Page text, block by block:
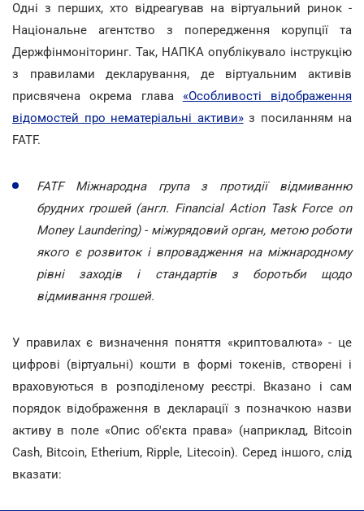
Одні з перших, хто відреагував на віртуальний ринок -
Національне агентство з попередження корупції та
Держфінмоніторинг. Так, НАПКА опублікувало інструкцію
з правилами декларування, де віртуальним активів
присвячена окрема глава «Особливості відображення
відомостей про нематеріальні активи»з посиланням на
FATF.
FATF Міжнародна група з протидії відмиванню
брудних грошей (англ. Financial Action Task Force on
Money Laundering) - міжурядовий орган, метою роботи
якого є розвиток і впровадження на міжнародному
рівні заходів і стандартів з боротьби щодо
відмивання грошей.
У правилах є визначення поняття «криптовалюта» - це
цифрові (віртуальні) кошти в формі токенів, створені і
враховуються в розподіленому реєстрі. Вказано і сам
порядок відображення в декларації з позначкою назви
активу в поле «Опис об'єкта права» (наприклад, Bitcoin
Cash, Bitcoin, Etherium, Ripple, Litecoin). Серед іншого, слід
вказати: